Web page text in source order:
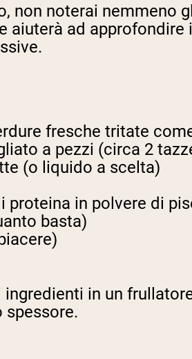
non noterai nemmeno
aiuterà ad
fresche tritate
a pezzi (circa 2
(o liquido a scelta)
proteina in polvere di
basta)
in un
spessore.